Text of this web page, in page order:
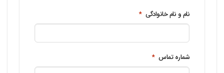
نام و نام خانوادگی *
شماره تماس *